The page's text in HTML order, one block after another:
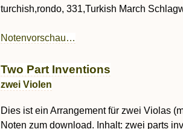
turchish,rondo, 331,Turkish March
Notenvorschau…
Two Part Inventions
zwei Violen
Dies ist ein Arrangement für zwei Violas
Noten zum download. Inhalt: zwei parts